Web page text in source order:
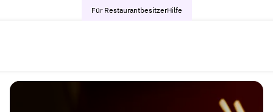
Für RestaurantbesitzerHilfe